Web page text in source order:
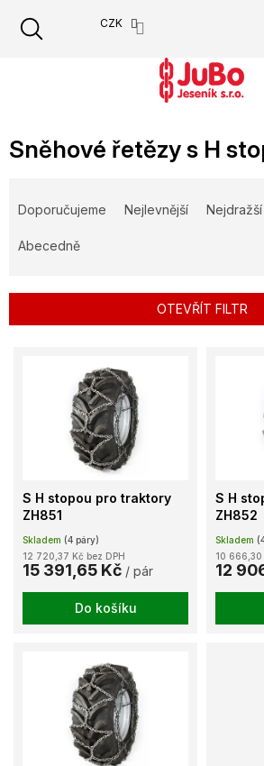
obsah
CZK
Sněhové řetězy s H
e
r
Doporučujeme Nejlevnější Nejdražší
Abecedně
OTEVŘÍT FILTR
S H stopou pro traktory
ZH851
Skladem (4 páry)
12 720,37 Kč bez DPH
15 391,65 Kč / pár
Do košíku
S H
ZH852
Skladem
10 666,30
12